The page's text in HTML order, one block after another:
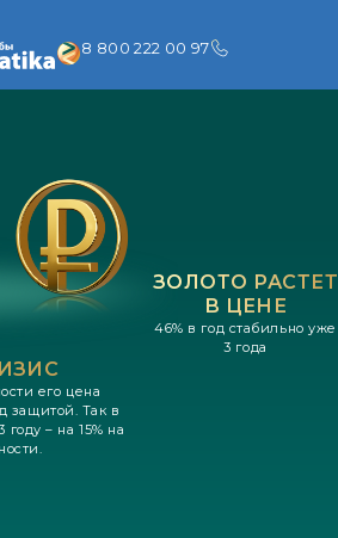
его цена
защитой. Так в
году – на 15% на
ЗОЛОТО РАСТЕТ
В ЦЕНЕ
46% в год стабильно уже
3 года
8 800 222 00 97